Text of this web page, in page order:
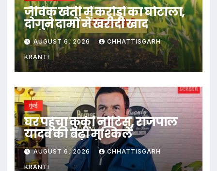
जैविक खेती में करोड़ों का घोटाला,
दोगुने दामों में खरीदी खाद
AUGUST 6, 2026 CHHATTISGARH
KRANTI
मुंबई
घर पहुंचा कुर्की नोटिस, राजपाल
यादव की बढ़ीं मुश्किलें
AUGUST 6, 2026 CHHATTISGARH
KRANTI